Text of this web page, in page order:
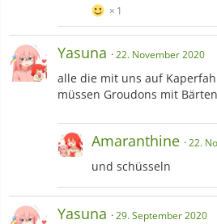
1
Yasuna 22. November 2020
alle die mit uns auf
müssen Groudons mit
Amaranthine 22.
und schüsseln
Yasuna 29. September 2020